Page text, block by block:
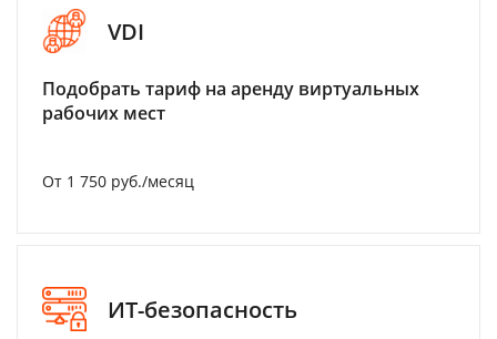
VDI
Подобрать тариф на аренду виртуальных
рабочих мест
От 1 750 руб./месяц
ИТ-безопасность